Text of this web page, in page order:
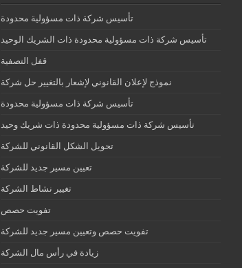
تأسيس شركة ذات مسؤولية محدودة
تأسيس شركة ذات مسؤولية محدودة ذات الشريك الوحيد
قفل التصفية
نموذج لإعلان القانوني لإشعار بالتغيير حل شركة
تأسيس شركة ذات مسؤولية محدودة
تأسيس شركة ذات مسؤولية محدودة ذات شريك وحيد
تحويل الشكل القانوني للشركة
تعيين مسير جديد للشركة
تغيير نشاط الشركة
تفويت حصص
تفويت حصص وتعيين مسير جديد للشركة
زيادة في رأس مال الشركة